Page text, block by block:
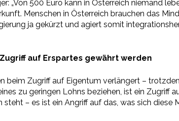
„Von 500 Euro kann in Österreich niemand
Menschen in Österreich brauchen das
ja gekürzt und agiert somit
auf Erspartes gewährt werden
beim Zugriff auf Eigentum verlängert –
zu geringen Lohns beziehen, ist ein
– es ist ein Angriff auf das, was sich